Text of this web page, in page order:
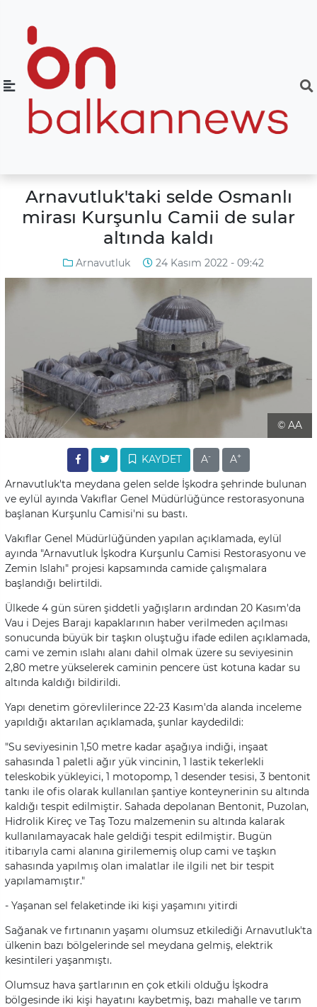
Arnavutluk'taki selde Osmanlı
mirası Kurşunlu Camii de sular
altında kaldı
Arnavutluk 24 Kasım 2022 - 09:42
© AA
KAYDET A- A+
Arnavutluk'ta meydana gelen selde İşkodra şehrinde bulunan
ve eylül ayında Vakıflar Genel Müdürlüğünce restorasyonuna
başlanan Kurşunlu Camisi'ni su bastı.
Vakıflar Genel Müdürlüğünden yapılan açıklamada, eylül
ayında "Arnavutluk İşkodra Kurşunlu Camisi Restorasyonu ve
Zemin Islahı" projesi kapsamında camide çalışmalara
başlandığı belirtildi.
Ülkede 4 gün süren şiddetli yağışların ardından 20 Kasım'da
Vau i Dejes Barajı kapaklarının haber verilmeden açılması
sonucunda büyük bir taşkın oluştuğu ifade edilen açıklamada,
cami ve zemin ıslahı alanı dahil olmak üzere su seviyesinin
2,80 metre yükselerek caminin pencere üst kotuna kadar su
altında kaldığı bildirildi.
Yapı denetim görevlilerince 22-23 Kasım'da alanda inceleme
yapıldığı aktarılan açıklamada, şunlar kaydedildi:
"Su seviyesinin 1,50 metre kadar aşağıya indiği, inşaat
sahasında 1 paletli ağır yük vincinin, 1 lastik tekerlekli
teleskobik yükleyici, 1 motopomp, 1 desender tesisi, 3 bentonit
tankı ile ofis olarak kullanılan şantiye konteynerinin su altında
kaldığı tespit edilmiştir. Sahada depolanan Bentonit, Puzolan,
Hidrolik Kireç ve Taş Tozu malzemenin su altında kalarak
kullanılamayacak hale geldiği tespit edilmiştir. Bugün
itibarıyla cami alanına girilememiş olup cami ve taşkın
sahasında yapılmış olan imalatlar ile ilgili net bir tespit
yapılamamıştır."
- Yaşanan sel felaketinde iki kişi yaşamını yitirdi
Sağanak ve fırtınanın yaşamı olumsuz etkilediği Arnavutluk'ta
ülkenin bazı bölgelerinde sel meydana gelmiş, elektrik
kesintileri yaşanmıştı.
Olumsuz hava şartlarının en çok etkili olduğu İşkodra
bölgesinde iki kişi hayatını kaybetmiş, bazı mahalle ve tarım